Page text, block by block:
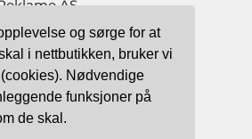
og sørge for at
i nettbutikken, bruker vi
Nødvendige
funksjoner på
de skal.
AS
016 MVA